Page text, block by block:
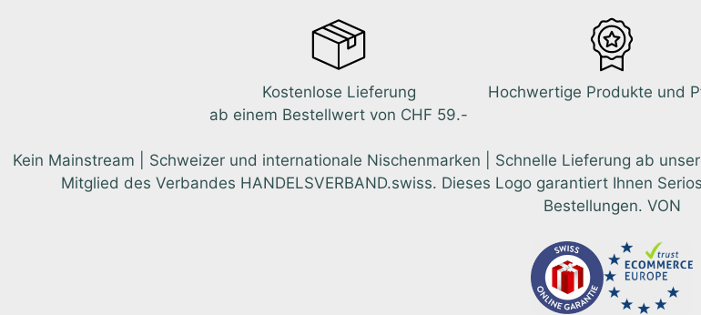
Kostenlose Lieferung
ab einem Bestellwert von CHF 59.-
Hochwertige Produkte und
Kein Mainstream | Schweizer und internationale Nischenmarken | Schnelle Lieferung ab
Mitglied des Verbandes HANDELSVERBAND.swiss. Dieses Logo garantiert Ihnen
Bestellungen. VON